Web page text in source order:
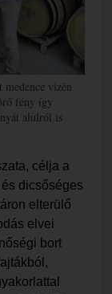
vizén
fény így
alulról is
célja a
dicsőséges
elterülő
elvei
bort